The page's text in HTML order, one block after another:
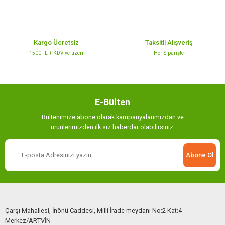
Kargo Ücretsiz
1500TL + KDV ve üzeri
Taksitli Alışveriş
Her Siparişte
E-Bülten
Bültenimize abone olarak kampanyalarımızdan ve
ürünlerimizden ilk siz haberdar olabilirsiniz.
Abone Ol
Çarşı Mahallesi, İnönü Caddesi, Milli İrade meydanı No:2 Kat:4
Merkez/ARTVİN